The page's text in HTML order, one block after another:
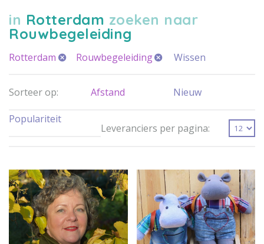
in Rotterdam zoeken naar
Rouwbegeleiding
Rotterdam Rouwbegeleiding Wissen
Sorteer op: Afstand Nieuw
Populariteit
Leveranciers per pagina: